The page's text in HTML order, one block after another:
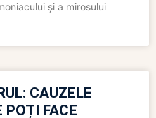
și a mirosului
CAUZELE
POȚI FACE